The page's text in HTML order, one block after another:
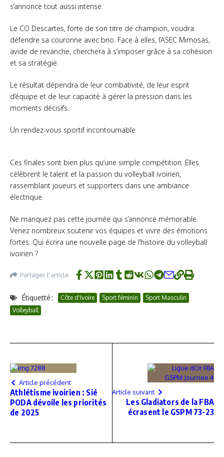
s’annonce tout aussi intense.
Le CO Descartes, forte de son titre de champion, voudra
défendre sa couronne avec brio. Face à elles, l’ASEC Mimosas,
avide de revanche, cherchera à s’imposer grâce à sa cohésion
et sa stratégie.
Le résultat dépendra de leur combativité, de leur esprit
d’équipe et de leur capacité à gérer la pression dans les
moments décisifs.
Un rendez-vous sportif incontournable
Ces finales sont bien plus qu’une simple compétition. Elles
célèbrent le talent et la passion du volleyball ivoirien,
rassemblant joueurs et supporters dans une ambiance
électrique.
Ne manquez pas cette journée qui s’annonce mémorable.
Venez nombreux soutenir vos équipes et vivre des émotions
fortes. Qui écrira une nouvelle page de l’histoire du volleyball
ivoirien ?
Partager l'article
Étiquetté : Côte d'Ivoire Sport féminin
Sport Masculin
Volleyball
Article précédent
Athlétisme ivoirien : Sié
PODA dévoile les priorités
de 2025
Article suivant
Les Gladiators de la FBA
écrasent le GSPM 73-23